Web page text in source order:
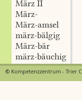
März II
März-
März-amsel
märz-bälgig
März-bär
märz-bäuchig
März-becher
März-beiel
© Kompetenzzentrum - Trier